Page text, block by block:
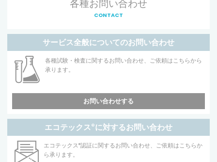
各種お問い合わせ
CONTACT
サービス全般についてのお問い合わせ
各種試験・検査に関するお問い合わせ、ご依頼はこちらから
承ります。
お問い合わせする
エコテックス®に対するお問い合わせ
エコテックス®認証に関するお問い合わせ、ご依頼はこちらか
ら承ります。